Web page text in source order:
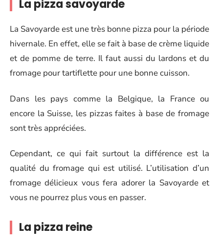
La pizza savoyarde
La Savoyarde est une très bonne pizza pour la période
hivernale. En effet, elle se fait à base de crème liquide
et de pomme de terre. Il faut aussi du lardons et du
fromage pour tartiflette pour une bonne cuisson.
Dans les pays comme la Belgique, la France ou
encore la Suisse, les pizzas faites à base de fromage
sont très appréciées.
Cependant, ce qui fait surtout la différence est la
qualité du fromage qui est utilisé. L’utilisation d’un
fromage délicieux vous fera adorer la Savoyarde et
vous ne pourrez plus vous en passer.
La pizza reine